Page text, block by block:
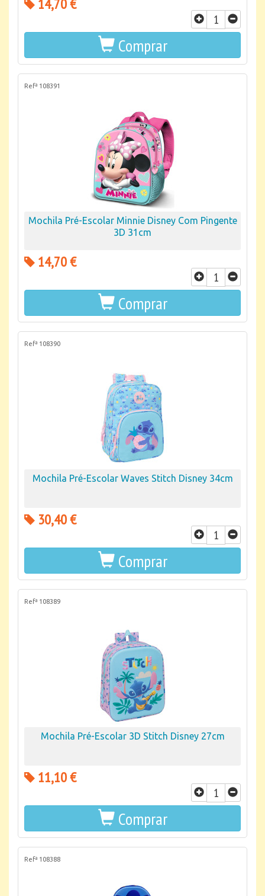
14,70 €
Comprar
Refª 108391
Mochila Pré-Escolar Minnie Disney Com Pingente
3D 31cm
14,70 €
Comprar
Refª 108390
Mochila Pré-Escolar Waves Stitch Disney 34cm
30,40 €
Comprar
Refª 108389
Mochila Pré-Escolar 3D Stitch Disney 27cm
11,10 €
Comprar
Refª 108388